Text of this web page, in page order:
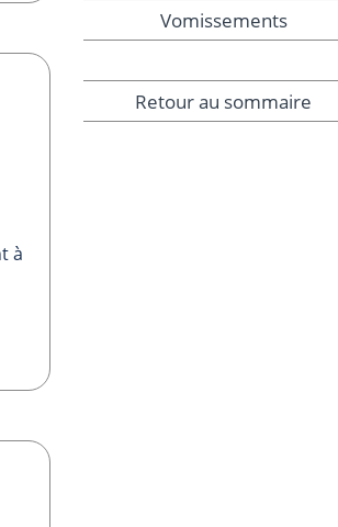
à
Vomissements
Retour au sommaire